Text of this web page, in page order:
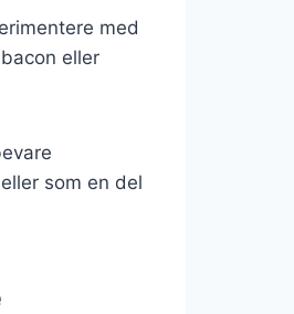
med
eller
som en del